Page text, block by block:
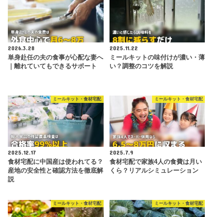
2026.3.28
単身赴任の夫の食事が心配な妻へ
｜離れていてもできるサポート
2025.11.22
ミールキットの味付けが濃い・薄
い？調整のコツを解説
ミールキット・食材宅配
2025.12.17
食材宅配に中国産は使われてる？
産地の安全性と確認方法を徹底解
説
ミールキット・食材宅配
2025.7.9
食材宅配で家族4人の食費は月い
くら？リアルシミュレーション
ミールキット・食材宅配 ミールキット・食材宅配